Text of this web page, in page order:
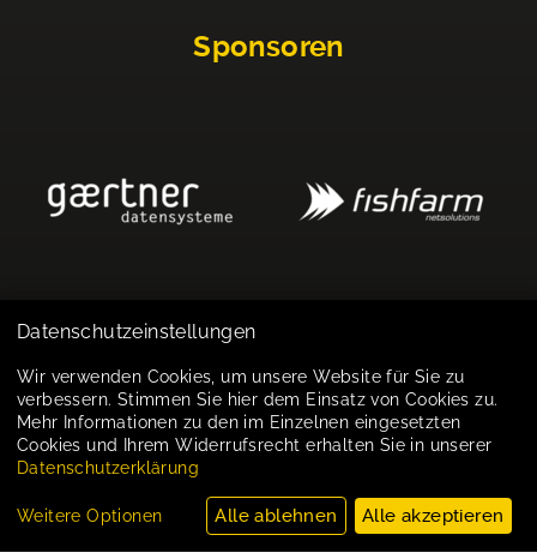
Sponsoren
Impressum
Datenschutz
Cookie-Einstellungen
Datenschutzeinstellungen
Wir verwenden Cookies, um unsere Website für Sie zu
verbessern. Stimmen Sie hier dem Einsatz von Cookies zu.
Mehr Informationen zu den im Einzelnen eingesetzten
Cookies und Ihrem Widerrufsrecht erhalten Sie in unserer
Datenschutzerklärung
Weitere Optionen Alle ablehnen Alle akzeptieren